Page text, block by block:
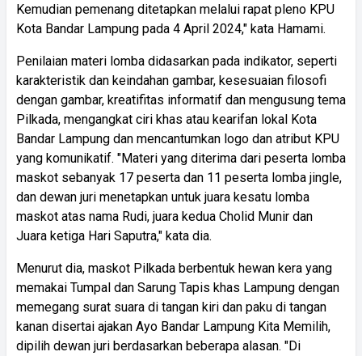
Kemudian pemenang ditetapkan melalui rapat pleno KPU
Kota Bandar Lampung pada 4 April 2024," kata Hamami.
Penilaian materi lomba didasarkan pada indikator, seperti
karakteristik dan keindahan gambar, kesesuaian filosofi
dengan gambar, kreatifitas informatif dan mengusung tema
Pilkada, mengangkat ciri khas atau kearifan lokal Kota
Bandar Lampung dan mencantumkan logo dan atribut KPU
yang komunikatif. "Materi yang diterima dari peserta lomba
maskot sebanyak 17 peserta dan 11 peserta lomba jingle,
dan dewan juri menetapkan untuk juara kesatu lomba
maskot atas nama Rudi, juara kedua Cholid Munir dan
Juara ketiga Hari Saputra," kata dia.
Menurut dia, maskot Pilkada berbentuk hewan kera yang
memakai Tumpal dan Sarung Tapis khas Lampung dengan
memegang surat suara di tangan kiri dan paku di tangan
kanan disertai ajakan Ayo Bandar Lampung Kita Memilih,
dipilih dewan juri berdasarkan beberapa alasan. "Di